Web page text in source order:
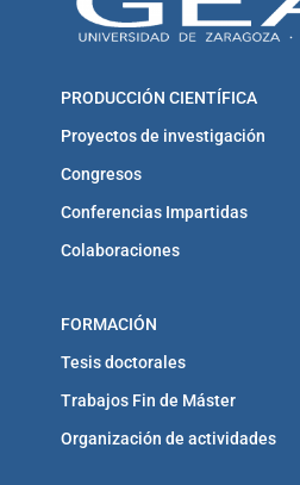
PRODUCCIÓN CIENTÍFICA
Proyectos de investigación
Congresos
Conferencias Impartidas
Colaboraciones
FORMACIÓN
Tesis doctorales
Trabajos Fin de Máster
Organización de actividades